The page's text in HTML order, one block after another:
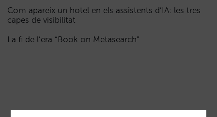
Com apareix un hotel en els assistents d’IA: les tres
capes de visibilitat
La fi de l’era “Book on Metasearch”